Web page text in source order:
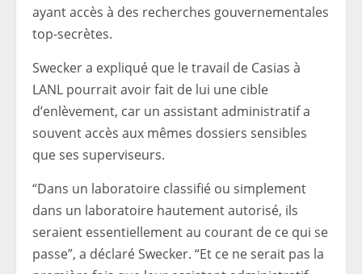
ayant accès à des recherches gouvernementales
top-secrètes.
Swecker a expliqué que le travail de Casias à
LANL pourrait avoir fait de lui une cible
d’enlèvement, car un assistant administratif a
souvent accès aux mêmes dossiers sensibles
que ses superviseurs.
“Dans un laboratoire classifié ou simplement
dans un laboratoire hautement autorisé, ils
seraient essentiellement au courant de ce qui se
passe”, a déclaré Swecker. “Et ce ne serait pas la